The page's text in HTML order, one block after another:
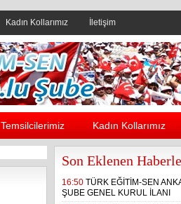
Kadın Kollarımız İletişim
Temsilcilerimiz Kadın Kollarımız
Son Eklenen
16:50 TÜRK EĞİTİM-SEN
ŞUBE GENEL KURUL İLANI